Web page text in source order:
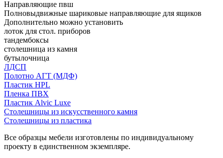
Направляющие пвш
Полновыдвижные шариковые направляющие для ящиков
Дополнительно можно установить
лоток для стол. приборов
тандембоксы
столешница из камня
бутылочница
ЛДСП
Полотно АГТ (МДФ)
Пластик HPL
Пленка ПВХ
Пластик Alvic Luxe
Столешницы из искусственного камня
Столешницы из пластика
Все образцы мебели изготовлены по индивидуальному
проекту в единственном экземпляре.